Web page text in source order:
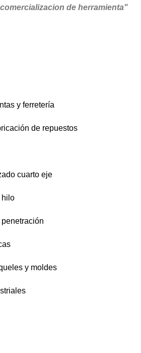
de herramienta"
y ferretería
de repuestos
cuarto eje
hilo
y moldes